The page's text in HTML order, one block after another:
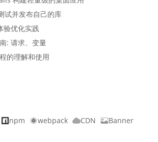
试并发布自己的库
验优化实践
: 请求、变量
的理解和使用
npm webpack CDN Banner